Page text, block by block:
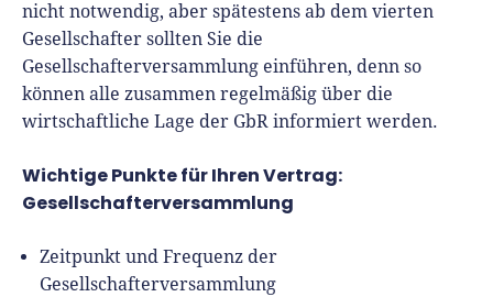
nicht notwendig, aber spätestens ab dem vierten
Gesellschafter sollten Sie die
Gesellschafterversammlung einführen, denn so
können alle zusammen regelmäßig über die
wirtschaftliche Lage der GbR informiert werden.
Wichtige Punkte für Ihren Vertrag:
Gesellschafterversammlung
Zeitpunkt und Frequenz der
Gesellschafterversammlung